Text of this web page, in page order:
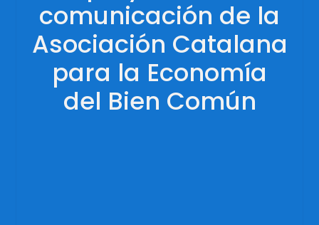
comunicación de la
Asociación Catalana
para la Economía
del Bien Común